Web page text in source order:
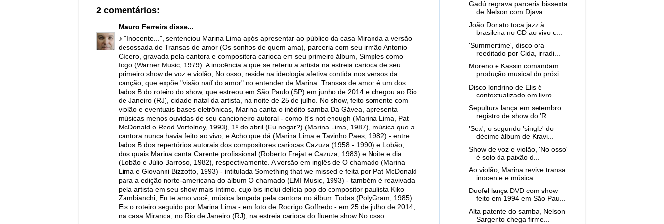
2 comentários:
Mauro Ferreira disse...
♪ "Inocente...", sentenciou Marina Lima após apresentar ao público da casa Miranda a versão
desossada de Transas de amor (Os sonhos de quem ama), parceria com seu irmão Antonio
Cícero, gravada pela cantora e compositora carioca em seu primeiro álbum, Simples como
fogo (Warner Music, 1979). A inocência a que se referiu a artista na estreia carioca de seu
primeiro show de voz e violão, No osso, reside na ideologia afetiva contida nos versos da
canção, que expõe "visão naïf do amor" no entender de Marina. Transas de amor é um dos
lados B do roteiro do show, que estreou em São Paulo (SP) em junho de 2014 e chegou ao Rio
de Janeiro (RJ), cidade natal da artista, na noite de 25 de julho. No show, feito somente com
violão e eventuais bases eletrônicas, Marina canta o inédito samba Da Gávea, apresenta
músicas menos ouvidas de seu cancioneiro autoral - como It's not enough (Marina Lima, Pat
McDonald e Reed Vertelney, 1993), 1º de abril (Eu negar?) (Marina Lima, 1987), música que a
cantora nunca havia feito ao vivo, e Acho que dá (Marina Lima e Tavinho Paes, 1982) - entre
lados B dos repertórios autorais dos compositores cariocas Cazuza (1958 - 1990) e Lobão,
dos quais Marina canta Carente profissional (Roberto Frejat e Cazuza, 1983) e Noite e dia
(Lobão e Júlio Barroso, 1982), respectivamente. A versão em inglês de O chamado (Marina
Lima e Giovanni Bizzotto, 1993) - intitulada Something that we missed e feita por Pat McDonald
para a edição norte-americana do álbum O chamado (EMI Music, 1993) - também é reavivada
pela artista em seu show mais íntimo, cujo bis inclui delícia pop do compositor paulista Kiko
Zambianchi, Eu te amo você, música lançada pela cantora no álbum Todas (PolyGram, 1985).
Eis o roteiro seguido por Marina Lima - em foto de Rodrigo Goffredo - em 25 de julho de 2014,
na casa Miranda, no Rio de Janeiro (RJ), na estreia carioca do fluente show No osso:
Gadú regrava parceria bissexta
de Nelson com Djava...
João Donato toca jazz à
brasileira no CD ao vivo c...
'Summertime', disco ora
reeditado por Cida, irradi...
Moreno e Kassin comandam
produção musical do próxi...
Disco londrino de Elis é
contextualizado em livro-...
Sepultura lança em setembro
registro de show do 'R...
'Sex', o segundo 'single' do
décimo álbum de Kravi...
Show de voz e violão, 'No osso'
é solo da paixão d...
Ao violão, Marina revive transa
inocente e música ...
Duofel lança DVD com show
feito em 1994 em São Pau...
Alta patente do samba, Nelson
Sargento chega firme...